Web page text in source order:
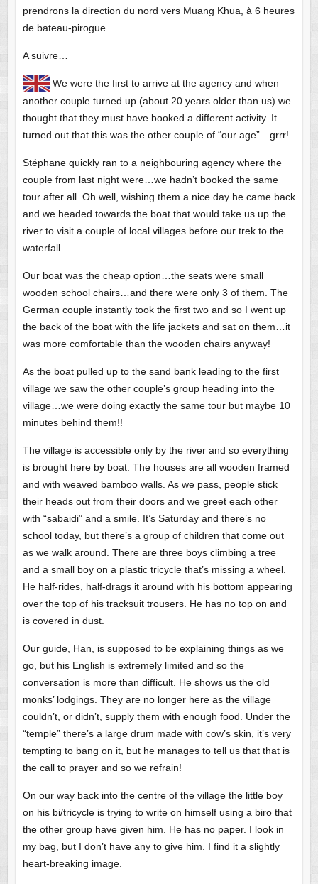
prendrons la direction du nord vers Muang Khua, à 6 heures
de bateau-pirogue.
A suivre…
We were the first to arrive at the agency and when
another couple turned up (about 20 years older than us) we
thought that they must have booked a different activity. It
turned out that this was the other couple of “our age”…grrr!
Stéphane quickly ran to a neighbouring agency where the
couple from last night were…we hadn’t booked the same
tour after all. Oh well, wishing them a nice day he came back
and we headed towards the boat that would take us up the
river to visit a couple of local villages before our trek to the
waterfall.
Our boat was the cheap option…the seats were small
wooden school chairs…and there were only 3 of them. The
German couple instantly took the first two and so I went up
the back of the boat with the life jackets and sat on them…it
was more comfortable than the wooden chairs anyway!
As the boat pulled up to the sand bank leading to the first
village we saw the other couple’s group heading into the
village…we were doing exactly the same tour but maybe 10
minutes behind them!!
The village is accessible only by the river and so everything
is brought here by boat. The houses are all wooden framed
and with weaved bamboo walls. As we pass, people stick
their heads out from their doors and we greet each other
with “sabaidi” and a smile. It’s Saturday and there’s no
school today, but there’s a group of children that come out
as we walk around. There are three boys climbing a tree
and a small boy on a plastic tricycle that’s missing a wheel.
He half-rides, half-drags it around with his bottom appearing
over the top of his tracksuit trousers. He has no top on and
is covered in dust.
Our guide, Han, is supposed to be explaining things as we
go, but his English is extremely limited and so the
conversation is more than difficult. He shows us the old
monks’ lodgings. They are no longer here as the village
couldn’t, or didn’t, supply them with enough food. Under the
“temple” there’s a large drum made with cow’s skin, it’s very
tempting to bang on it, but he manages to tell us that that is
the call to prayer and so we refrain!
On our way back into the centre of the village the little boy
on his bi/tricycle is trying to write on himself using a biro that
the other group have given him. He has no paper. I look in
my bag, but I don’t have any to give him. I find it a slightly
heart-breaking image.